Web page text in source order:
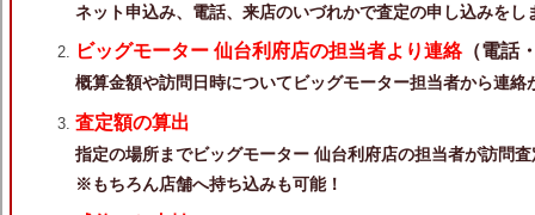
ネット申込み、電話、来店のいづれかで査定の申し込みをし
ビッグモーター 仙台利府店の担当者より連絡（電話
概算金額や訪問日時についてビッグモーター担当者から連絡
査定額の算出
指定の場所までビッグモーター 仙台利府店の担当者が訪問査
※もちろん店舗へ持ち込みも可能！